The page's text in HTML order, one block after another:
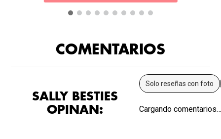
COMENTARIOS
SALLY BESTIES
OPINAN:
Solo reseñas con foto
Cargando